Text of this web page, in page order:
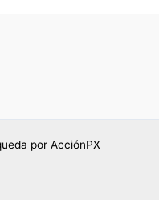
por AcciónPX